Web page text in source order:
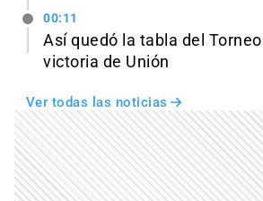
00:11
Así quedó la tabla del
victoria de Unión
Ver todas las noticias